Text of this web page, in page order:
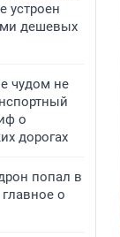
устроен
дешевых
чудом не
о
дорогах
попал в
о